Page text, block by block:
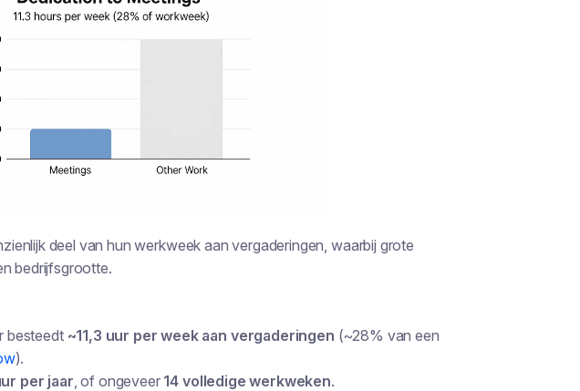
deel van hun werkweek aan vergaderingen, waarbij grote
bedrijfsgrootte.
besteedt ~11,3 uur per week aan vergaderingen (~28% van een
).
per jaar, of ongeveer 14 volledige werkweken.